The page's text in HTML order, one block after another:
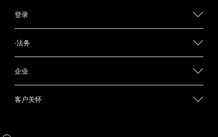
登录
·法务
企业
客户关怀